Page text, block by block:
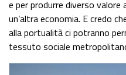
e per produrre diverso
un’altra economia. E credo
alla portualità ci potranno
tessuto sociale